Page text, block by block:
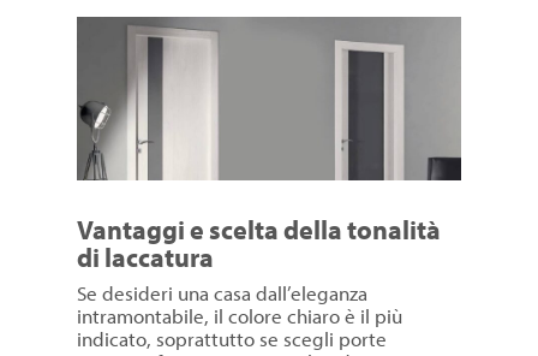
Vantaggi e scelta della tonalità
di laccatura
Se desideri una casa dall’eleganza
intramontabile, il colore chiaro è il più
indicato, soprattutto se scegli porte